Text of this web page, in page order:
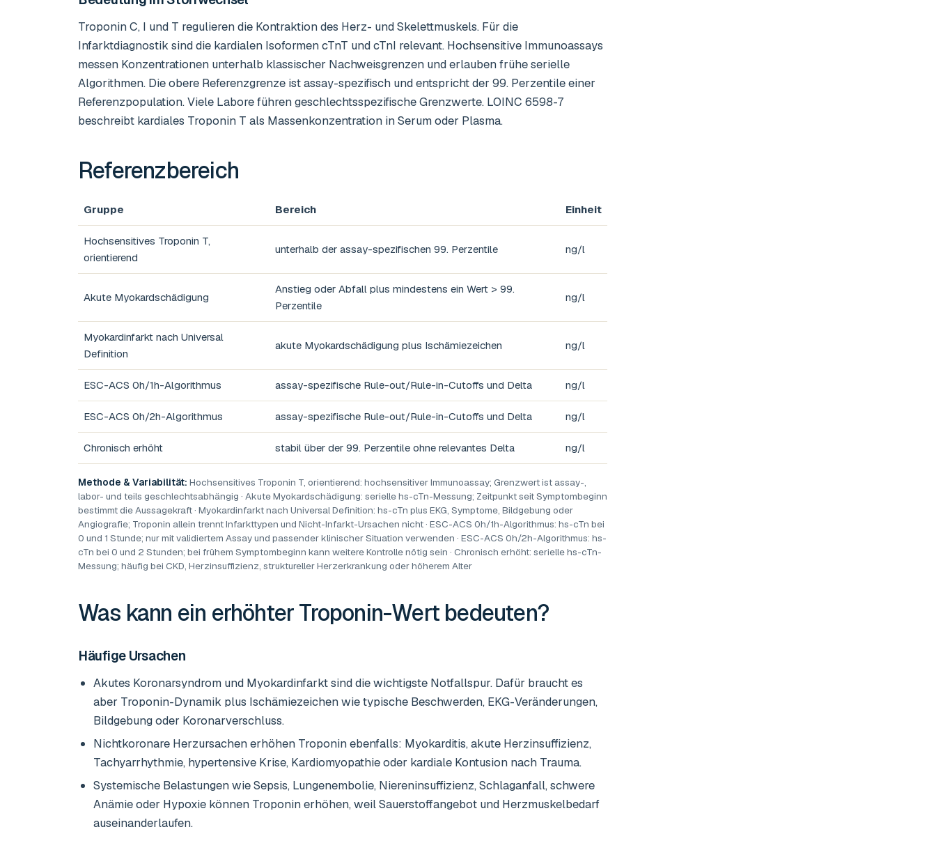
Troponin C, I und T regulieren die Kontraktion des Herz- und Skelettmuskels. Für die
Infarktdiagnostik sind die kardialen Isoformen cTnT und cTnI relevant. Hochsensitive Immunoassays
messen Konzentrationen unterhalb klassischer Nachweisgrenzen und erlauben frühe serielle
Algorithmen. Die obere Referenzgrenze ist assay-spezifisch und entspricht der 99. Perzentile einer
Referenzpopulation. Viele Labore führen geschlechtsspezifische Grenzwerte. LOINC 6598-7
beschreibt kardiales Troponin T als Massenkonzentration in Serum oder Plasma.
Referenzbereich
Gruppe Bereich Einheit
Hochsensitives Troponin T,
orientierend
unterhalb der assay-spezifischen 99. Perzentile ng/l
Akute Myokardschädigung
Anstieg oder Abfall plus mindestens ein Wert > 99.
Perzentile
ng/l
Myokardinfarkt nach Universal
Definition
akute Myokardschädigung plus Ischämiezeichen ng/l
ESC-ACS 0h/1h-Algorithmus assay-spezifische Rule-out/Rule-in-Cutoffs und Delta ng/l
ESC-ACS 0h/2h-Algorithmus assay-spezifische Rule-out/Rule-in-Cutoffs und Delta ng/l
Chronisch erhöht stabil über der 99. Perzentile ohne relevantes Delta ng/l
Methode & Variabilität: Hochsensitives Troponin T, orientierend: hochsensitiver Immunoassay; Grenzwert ist assay-,
labor- und teils geschlechtsabhängig · Akute Myokardschädigung: serielle hs-cTn-Messung; Zeitpunkt seit Symptombeginn
bestimmt die Aussagekraft · Myokardinfarkt nach Universal Definition: hs-cTn plus EKG, Symptome, Bildgebung oder
Angiografie; Troponin allein trennt Infarkttypen und Nicht-Infarkt-Ursachen nicht · ESC-ACS 0h/1h-Algorithmus: hs-cTn bei
0 und 1 Stunde; nur mit validiertem Assay und passender klinischer Situation verwenden · ESC-ACS 0h/2h-Algorithmus: hs-
cTn bei 0 und 2 Stunden; bei frühem Symptombeginn kann weitere Kontrolle nötig sein · Chronisch erhöht: serielle hs-cTn-
Messung; häufig bei CKD, Herzinsuffizienz, struktureller Herzerkrankung oder höherem Alter
Was kann ein erhöhterTroponin-Wert bedeuten?
Häufige Ursachen
Akutes Koronarsyndrom und Myokardinfarkt sind die wichtigste Notfallspur. Dafür braucht es
aber Troponin-Dynamik plus Ischämiezeichen wie typische Beschwerden, EKG-Veränderungen,
Bildgebung oder Koronarverschluss.
Nichtkoronare Herzursachen erhöhen Troponin ebenfalls: Myokarditis, akute Herzinsuffizienz,
Tachyarrhythmie, hypertensive Krise, Kardiomyopathie oder kardiale Kontusion nach Trauma.
Systemische Belastungen wie Sepsis, Lungenembolie, Niereninsuffizienz, Schlaganfall, schwere
Anämie oder Hypoxie können Troponin erhöhen, weil Sauerstoffangebot und Herzmuskelbedarf
auseinanderlaufen.